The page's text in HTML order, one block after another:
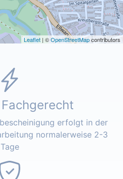
Leaflet | ©OpenStreetMapcontributors
erfolgt in der
normalerweise 2-3
Tage